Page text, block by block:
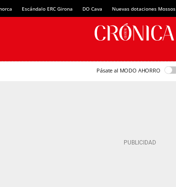
Escándalo ERC Girona DO Cava Nuevas dotaciones Mossos
Pásate al MODO AHORRO